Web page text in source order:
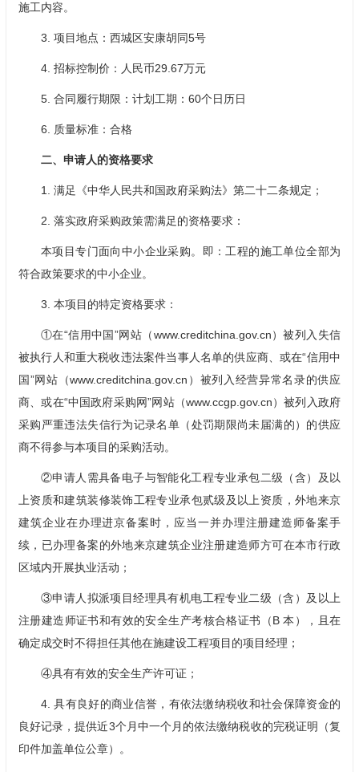
施工内容。
3. 项目地点：西城区安康胡同5号
4. 招标控制价：人民币29.67万元
5. 合同履行期限：计划工期：60个日历日
6. 质量标准：合格
二、申请人的资格要求
1. 满足《中华人民共和国政府采购法》第二十二条规定；
2. 落实政府采购政策需满足的资格要求：
本项目专门面向中小企业采购。即：工程的施工单位全部为
符合政策要求的中小企业。
3. 本项目的特定资格要求：
①在“信用中国”网站（www.creditchina.gov.cn）被列入失信
被执行人和重大税收违法案件当事人名单的供应商、或在“信用中
国”网站（www.creditchina.gov.cn）被列入经营异常名录的供应
商、或在“中国政府采购网”网站（www.ccgp.gov.cn）被列入政府
采购严重违法失信行为记录名单（处罚期限尚未届满的）的供应
商不得参与本项目的采购活动。
②申请人需具备电子与智能化工程专业承包二级（含）及以
上资质和建筑装修装饰工程专业承包贰级及以上资质，外地来京
建筑企业在办理进京备案时，应当一并办理注册建造师备案手
续，已办理备案的外地来京建筑企业注册建造师方可在本市行政
区域内开展执业活动；
③申请人拟派项目经理具有机电工程专业二级（含）及以上
注册建造师证书和有效的安全生产考核合格证书（B 本），且在
确定成交时不得担任其他在施建设工程项目的项目经理；
④具有有效的安全生产许可证；
4. 具有良好的商业信誉，有依法缴纳税收和社会保障资金的
良好记录，提供近3个月中一个月的依法缴纳税收的完税证明（复
印件加盖单位公章）。